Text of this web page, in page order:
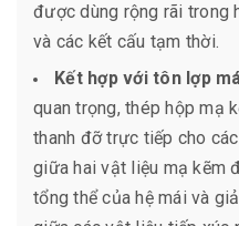
được dùng rộng rãi trong
và các kết cấu tạm thời.
Kết hợp với tôn lợp
quan trọng, thép hộp mạ
thanh đỡ trực tiếp cho
giữa hai vật liệu mạ kẽm
tổng thể của hệ mái và